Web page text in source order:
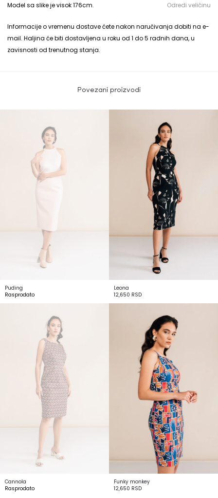
Model sa slike je visok 176cm. Odredi veličinu
Informacije o vremenu dostave ćete nakon naručivanja dobiti na e-
mail. Haljina će biti dostavljena u roku od 1 do 5 radnih dana, u
zavisnosti od trenutnog stanja.
Povezani proizvodi
Puding
Rasprodato
Leona
12,650 RSD
Cannola
Rasprodato
Funky monkey
12,650 RSD